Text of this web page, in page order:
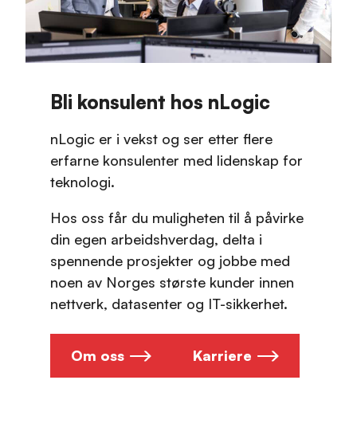
Bli konsulent hos nLogic
nLogic er i vekst og ser etter flere
erfarne konsulenter med lidenskap for
teknologi.
Hos oss får du muligheten til å påvirke
din egen arbeidshverdag, delta i
spennende prosjekter og jobbe med
noen av Norges største kunder innen
nettverk, datasenter og IT-sikkerhet.
Om oss Karriere